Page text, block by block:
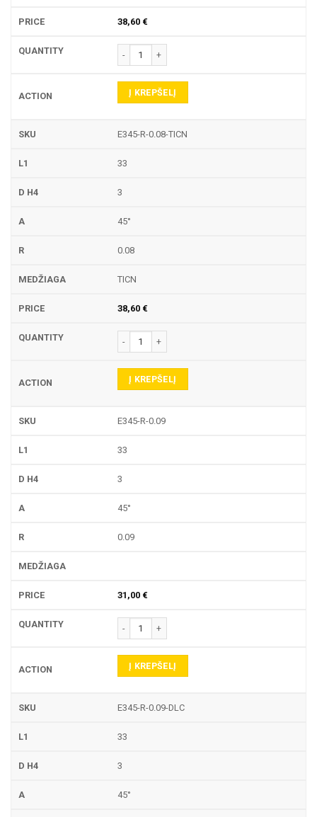
38,60 €
produkto kiekis: E345-R GRAVIRAVIMO FREZA
Į KREPŠELĮ
E345-R-0.08-TICN
33
3
45°
0.08
TICN
38,60 €
produkto kiekis: E345-R GRAVIRAVIMO FREZA
Į KREPŠELĮ
E345-R-0.09
33
3
45°
0.09
31,00 €
produkto kiekis: E345-R GRAVIRAVIMO FREZA
Į KREPŠELĮ
E345-R-0.09-DLC
33
3
45°